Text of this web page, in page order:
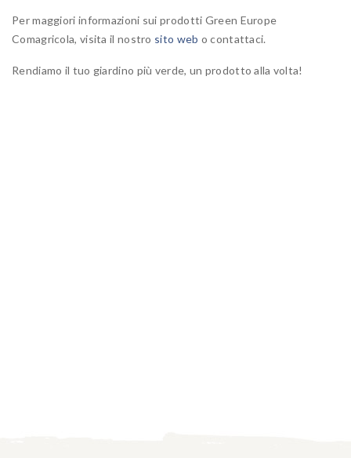
Per maggiori informazioni sui prodotti Green Europe
Comagricola, visita il nostro sito web o contattaci.
Rendiamo il tuo giardino più verde, un prodotto alla volta!